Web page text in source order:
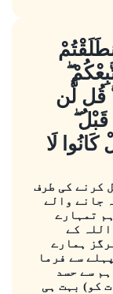
قُل لَّن
قَبْلُ
لَا
کرنے کی طرف
جانے والے
تمہارے
کے
ہمارے
سے فرما
سے حسد
کو) بہت ہی